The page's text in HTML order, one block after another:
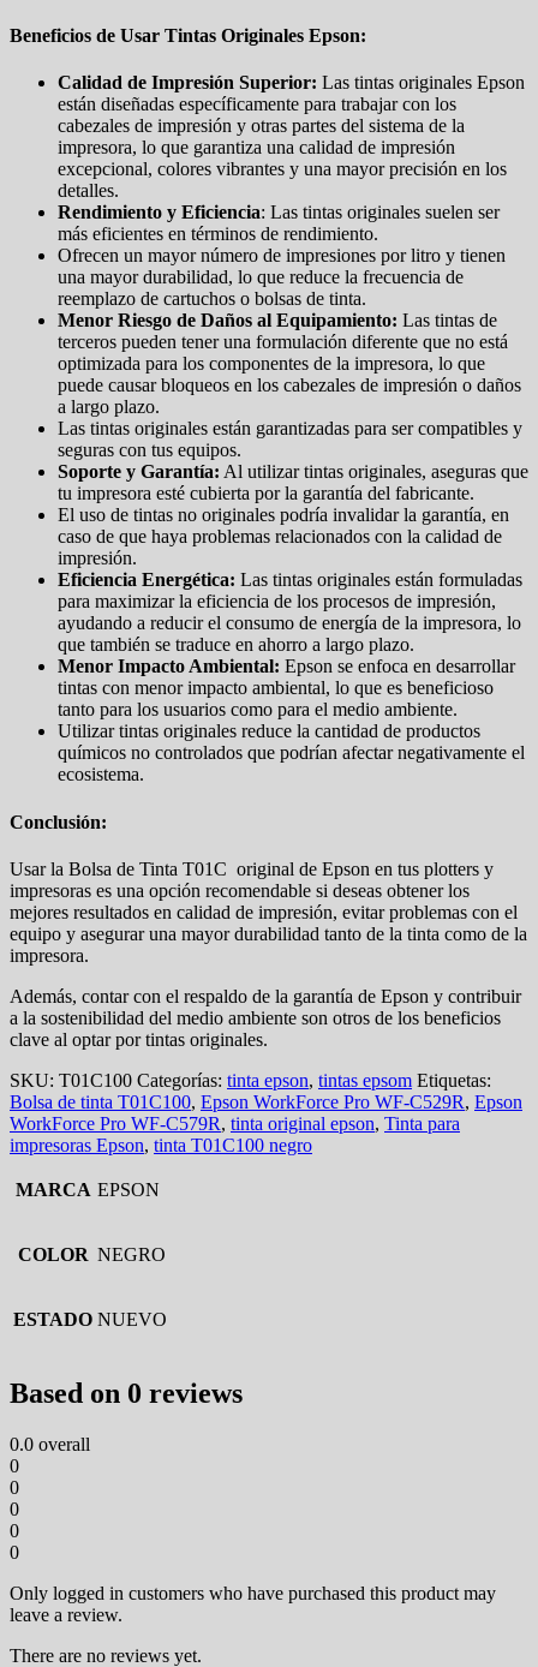
Beneficios de Usar Tintas Originales Epson:
Calidad de Impresión Superior: Las tintas originales Epson
están diseñadas específicamente para trabajar con los
cabezales de impresión y otras partes del sistema de la
impresora, lo que garantiza una calidad de impresión
excepcional, colores vibrantes y una mayor precisión en los
detalles.
Rendimiento y Eficiencia: Las tintas originales suelen ser
más eficientes en términos de rendimiento.
Ofrecen un mayor número de impresiones por litro y tienen
una mayor durabilidad, lo que reduce la frecuencia de
reemplazo de cartuchos o bolsas de tinta.
Menor Riesgo de Daños al Equipamiento: Las tintas de
terceros pueden tener una formulación diferente que no está
optimizada para los componentes de la impresora, lo que
puede causar bloqueos en los cabezales de impresión o daños
a largo plazo.
Las tintas originales están garantizadas para ser compatibles y
seguras con tus equipos.
Soporte y Garantía: Al utilizar tintas originales, aseguras que
tu impresora esté cubierta por la garantía del fabricante.
El uso de tintas no originales podría invalidar la garantía, en
caso de que haya problemas relacionados con la calidad de
impresión.
Eficiencia Energética: Las tintas originales están formuladas
para maximizar la eficiencia de los procesos de impresión,
ayudando a reducir el consumo de energía de la impresora, lo
que también se traduce en ahorro a largo plazo.
Menor Impacto Ambiental: Epson se enfoca en desarrollar
tintas con menor impacto ambiental, lo que es beneficioso
tanto para los usuarios como para el medio ambiente.
Utilizar tintas originales reduce la cantidad de productos
químicos no controlados que podrían afectar negativamente el
ecosistema.
Conclusión:
Usar la Bolsa de Tinta T01C original de Epson en tus plotters y
impresoras es una opción recomendable si deseas obtener los
mejores resultados en calidad de impresión, evitar problemas con el
equipo y asegurar una mayor durabilidad tanto de la tinta como de la
impresora.
Además, contar con el respaldo de la garantía de Epson y contribuir
a la sostenibilidad del medio ambiente son otros de los beneficios
clave al optar por tintas originales.
SKU: T01C100 Categorías: tinta epson, tintas epsom Etiquetas:
Bolsa de tinta T01C100, Epson WorkForce Pro WF-C529R, Epson
WorkForce Pro WF-C579R, tinta original epson, Tinta para
impresoras Epson, tinta T01C100 negro
MARCA EPSON
COLOR NEGRO
ESTADO NUEVO
Based on 0 reviews
0.0 overall
0
0
0
0
0
Only logged in customers who have purchased this product may
leave a review.
There are no reviews yet.